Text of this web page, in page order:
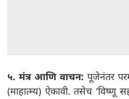
५. मंत्र आणि वाचन: पूजेनंतर
(माहात्म्य) ऐकावी. तसेच ‘विष्णू